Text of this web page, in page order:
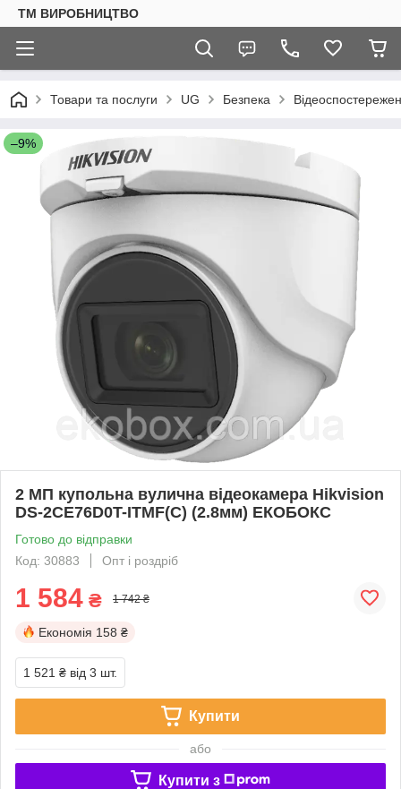
ТМ ВИРОБНИЦТВО
Товари та послуги UG Безпека
–9%
2 МП купольна вулична відеокамера Hikvision
DS-2CE76D0T-ITMF(C) (2.8мм) ЕКОБОКС
Готово до відправки
Код: 30883
Опт і роздріб
1 584 ₴ 1 742 ₴
Економія 158 ₴
1 521 ₴ від 3 шт.
Купити
або
Купити з